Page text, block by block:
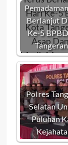
Berlanjut
Ke-5
Polres
Selatan
Puluhan